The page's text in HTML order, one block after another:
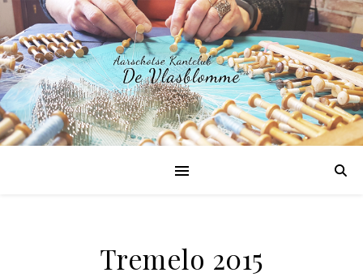
Tremelo 2015